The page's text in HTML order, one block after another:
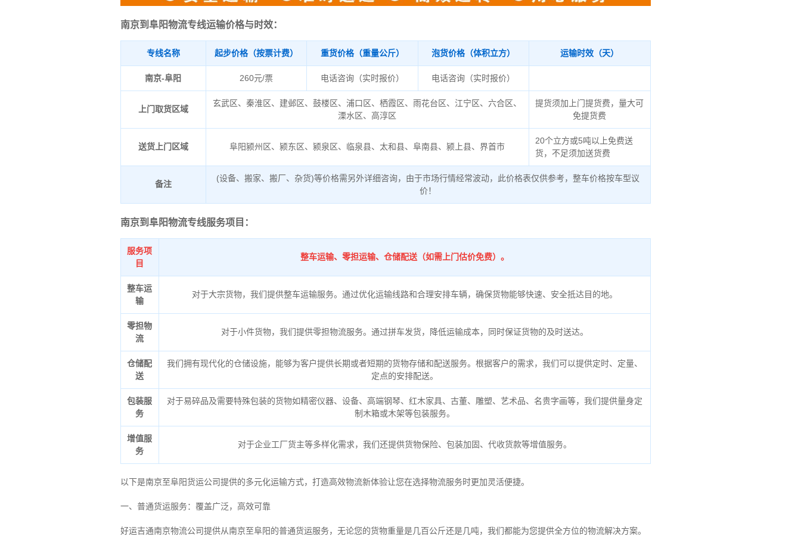
南京到阜阳物流专线运输价格与时效：
专线名称 起步价格（按票计费） 重货价格（重量公斤） 泡货价格（体积立方） 运输时效（天）
南京-阜阳 260元/票 电话咨询（实时报价） 电话咨询（实时报价）
上门取货区域
玄武区、秦淮区、建邺区、鼓楼区、浦口区、栖霞区、雨花台区、江宁区、六合区、
溧水区、高淳区
提货须加上门提货费，量大可
免提货费
送货上门区域 阜阳颍州区、颍东区、颍泉区、临泉县、太和县、阜南县、颍上县、界首市
20个立方或5吨以上免费送
货，不足须加送货费
备注
(设备、搬家、搬厂、杂货)等价格需另外详细咨询，由于市场行情经常波动，此价格表仅供参考，整车价格按车型议
价！
南京到阜阳物流专线服务项目：
服务项
目
整车运输、零担运输、仓储配送（如需上门估价免费）。
整车运
输
对于大宗货物，我们提供整车运输服务。通过优化运输线路和合理安排车辆，确保货物能够快速、安全抵达目的地。
零担物
流
对于小件货物，我们提供零担物流服务。通过拼车发货，降低运输成本，同时保证货物的及时送达。
仓储配
送
我们拥有现代化的仓储设施，能够为客户提供长期或者短期的货物存储和配送服务。根据客户的需求，我们可以提供定时、定量、
定点的安排配送。
包装服
务
对于易碎品及需要特殊包装的货物如精密仪器、设备、高端钢琴、红木家具、古董、雕塑、艺术品、名贵字画等，我们提供量身定
制木箱或木架等包装服务。
增值服
务
对于企业工厂货主等多样化需求，我们还提供货物保险、包装加固、代收货款等增值服务。
以下是南京至阜阳货运公司提供的多元化运输方式，打造高效物流新体验让您在选择物流服务时更加灵活便捷。
一、普通货运服务：覆盖广泛，高效可靠
好运吉通南京物流公司提供从南京至阜阳的普通货运服务，无论您的货物重量是几百公斤还是几吨，我们都能为您提供全方位的物流解决方案。